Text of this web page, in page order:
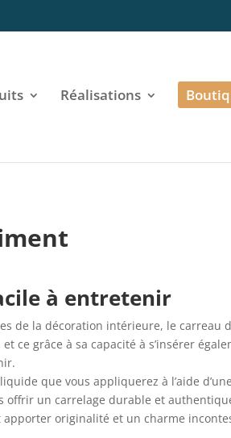
Réalisations
à entretenir
de la décoration intérieure, le carreau
ce grâce à sa capacité à s’insérer
que vous appliquerez à l’aide
un carrelage durable et
originalité et un charme